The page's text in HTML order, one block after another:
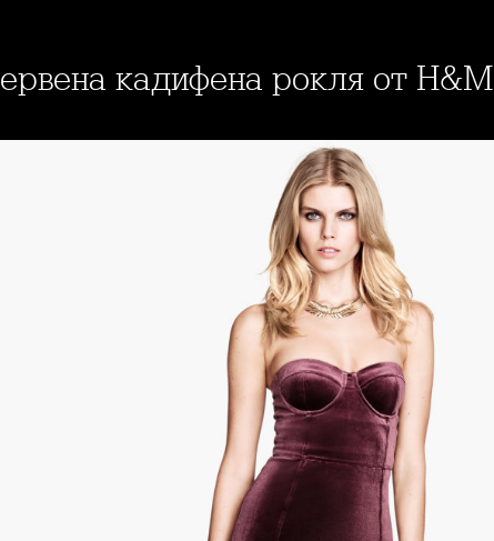
Червена кадифена рокля от H&M